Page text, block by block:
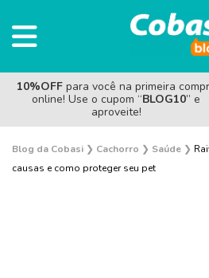
10%OFF para você na primeira
online! Use o cupom “BLOG10” e
aproveite!
Blog da Cobasi ❯ Cachorro ❯ Saúde ❯
causas e como proteger seu pet